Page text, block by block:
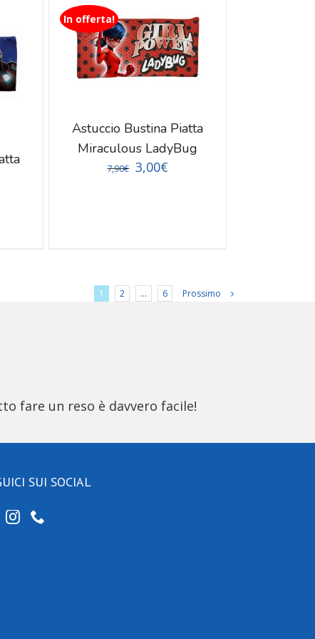
In offerta!
Astuccio Bustina Piatta
Miraculous LadyBug
7,90€ 3,00€
1 2 … 6 Prossimo
fare un reso è davvero facile!
SUI SOCIAL